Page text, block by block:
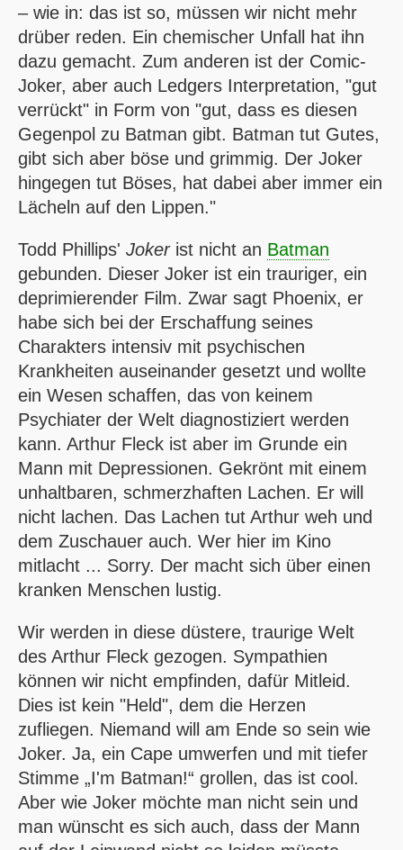
– wie in: das ist so, müssen wir nicht mehr
drüber reden. Ein chemischer Unfall hat ihn
dazu gemacht. Zum anderen ist der Comic-
Joker, aber auch Ledgers Interpretation, "gut
verrückt" in Form von "gut, dass es diesen
Gegenpol zu Batman gibt. Batman tut Gutes,
gibt sich aber böse und grimmig. Der Joker
hingegen tut Böses, hat dabei aber immer ein
Lächeln auf den Lippen."
Todd Phillips' Jokerist nicht an Batman
gebunden. Dieser Joker ist ein trauriger, ein
deprimierender Film. Zwar sagt Phoenix, er
habe sich bei der Erschaffung seines
Charakters intensiv mit psychischen
Krankheiten auseinander gesetzt und wollte
ein Wesen schaffen, das von keinem
Psychiater der Welt diagnostiziert werden
kann. Arthur Fleck ist aber im Grunde ein
Mann mit Depressionen. Gekrönt mit einem
unhaltbaren, schmerzhaften Lachen. Er will
nicht lachen. Das Lachen tut Arthur weh und
dem Zuschauer auch. Wer hier im Kino
mitlacht ... Sorry. Der macht sich über einen
kranken Menschen lustig.
Wir werden in diese düstere, traurige Welt
des Arthur Fleck gezogen. Sympathien
können wir nicht empfinden, dafür Mitleid.
Dies ist kein "Held", dem die Herzen
zufliegen. Niemand will am Ende so sein wie
Joker. Ja, ein Cape umwerfen und mit tiefer
Stimme
I'm Batman!
grollen, das ist cool.
Aber wie Joker möchte man nicht sein und
man wünscht es sich auch, dass der Mann